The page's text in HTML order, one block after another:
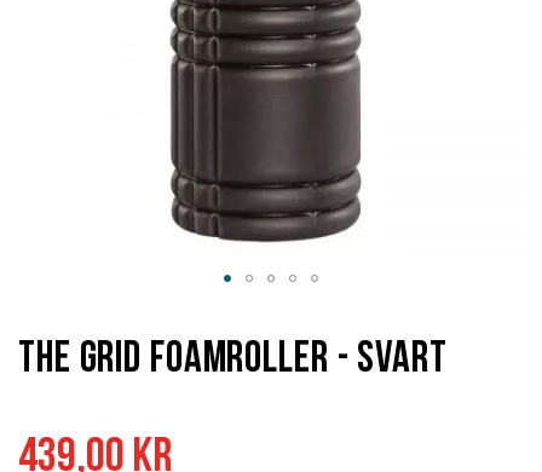
439,00 kr
The Grid Foamroller - Svart
början